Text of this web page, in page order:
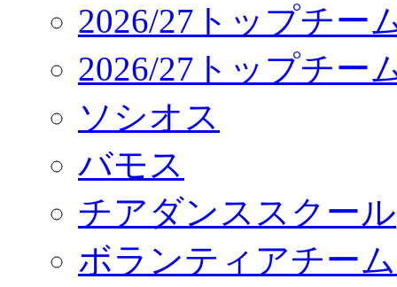
2026/27トップチー
2026/27トップチー
ソシオス
バモス
チアダンススクール
ボランティアチー